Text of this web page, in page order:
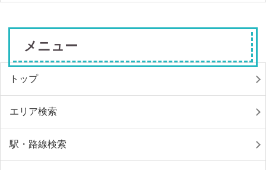
メニュー
トップ
エリア検索
駅・路線検索